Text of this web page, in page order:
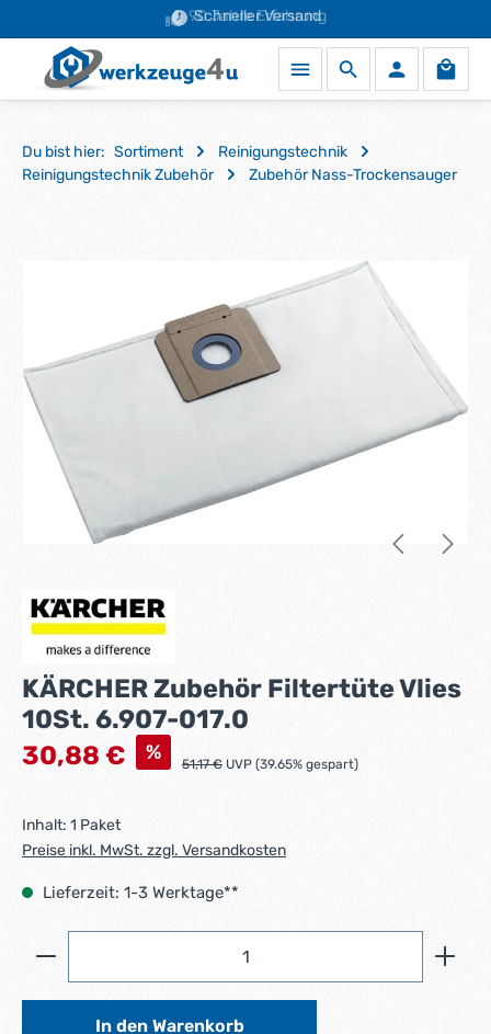
Zum Hauptinhalt springenSchneller Versand
90 Jahre Erfahrung
Du bist hier: Sortiment
Reinigungstechnik
Reinigungstechnik Zubehör
Zubehör Nass-Trockensauger
KÄRCHER Zubehör Filtertüte Vlies
10St. 6.907-017.0
Verkaufspreis:
30,88 € % Regulärer Preis:
51,17 € UVP (39.65% gespart)
Inhalt: 1 Paket
Preise inkl. MwSt. zzgl. Versandkosten
Lieferzeit: 1-3 Werktage**
Produkt Anzahl: Gib den gewünschten Wert ein
In den Warenkorb